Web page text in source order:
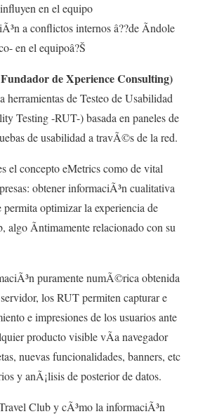
en el equipo
a conflictos internos â??de Ã­ndole
en el equipoâ?Š
de Xperience Consulting)
herramientas de Testeo de Usabilidad
Testing -RUT-) basada en paneles de
de usabilidad a travÃ©s de la red.
el concepto eMetrics como de vital
obtener informaciÃ³n cualitativa
optimizar la experiencia de
algo Ã­ntimamente relacionado con su
puramente numÃ©rica obtenida
los RUT permiten capturar e
e impresiones de los usuarios ante
producto visible vÃ­a navegador
nuevas funcionalidades, banners, etc
y anÃ¡lisis de posterior de datos.
Club y cÃ³mo la informaciÃ³n